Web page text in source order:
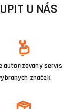
U NÁS
autorizovaný servis
značek